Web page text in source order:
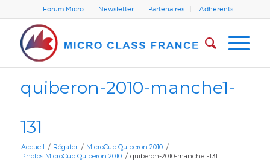
Forum Micro Newsletter Partenaires Adhérents
quiberon-2010-manche1-
131
Accueil / Régater / MicroCup Quiberon 2010 /
Photos MicroCup Quiberon 2010 / quiberon-2010-manche1-131